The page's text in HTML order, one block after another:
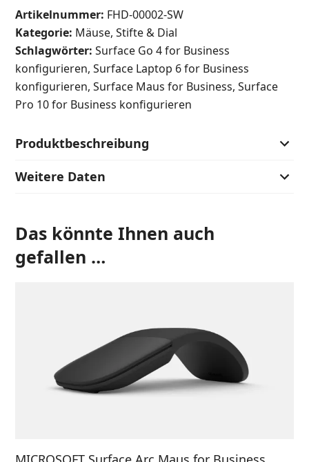
Maus
for
Business
Grau
(FHD-
00002)
Artikelnummer: FHD-00002-SW
Kategorie: Mäuse, Stifte & Dial
Schlagwörter: Surface Go 4 for Business
konfigurieren,Surface Laptop 6 for Business
konfigurieren,Surface Maus for Business,Surface
Pro 10 for Business konfigurieren
Produktbeschreibung
Weitere Daten
Das könnte Ihnen auch
gefallen …